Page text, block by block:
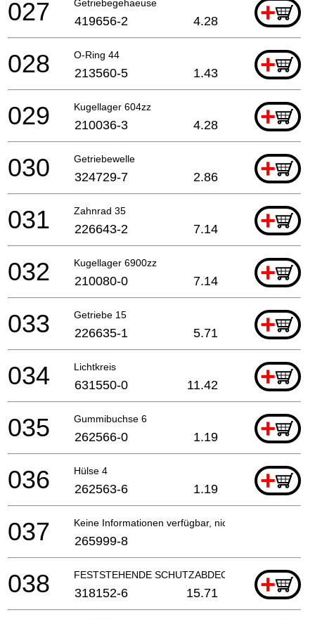
Getriebegehaeuse +
027 419656-2 4.28
O-Ring 44 +
028 213560-5 1.43
Kugellager 604zz +
029 210036-3 4.28
Getriebewelle +
030 324729-7 2.86
Zahnrad 35 +
031 226643-2 7.14
Kugellager 6900zz +
032 210080-0 7.14
Getriebe 15 +
033 226635-1 5.71
Lichtkreis +
034 631550-0 11.42
Gummibuchse 6 +
035 262566-0 1.19
Hülse 4 +
036 262563-6 1.19
Keine Informationen verfügbar, nicht bestellbar
037 265999-8
FESTSTEHENDE SCHUTZABDECKUNG +
038 318152-6 15.71